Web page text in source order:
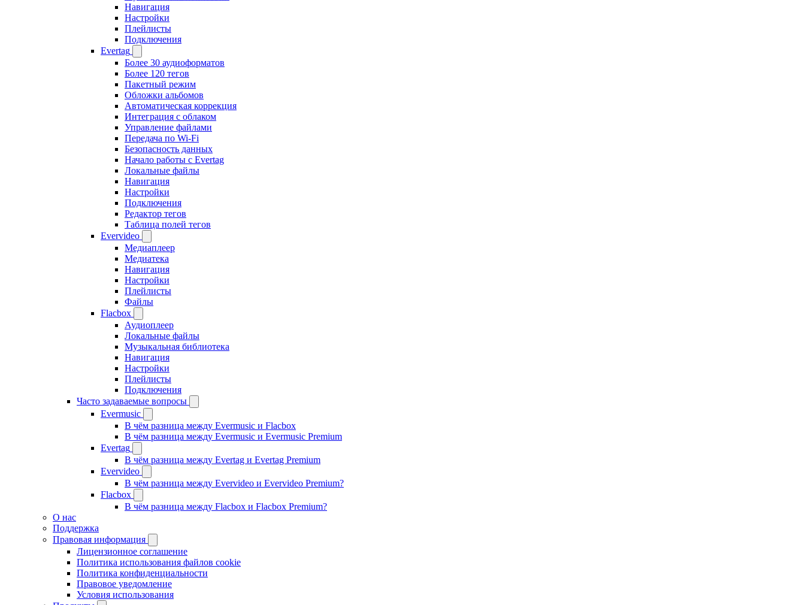
Навигация
Настройки
Плейлисты
Подключения
Evertag
Более 30 аудиоформатов
Более 120 тегов
Пакетный режим
Обложки альбомов
Автоматическая коррекция
Интеграция с облаком
Управление файлами
Передача по Wi-Fi
Безопасность данных
Начало работы с Evertag
Локальные файлы
Навигация
Настройки
Подключения
Редактор тегов
Таблица полей тегов
Evervideo
Медиаплеер
Медиатека
Навигация
Настройки
Плейлисты
Файлы
Flacbox
Аудиоплеер
Локальные файлы
Музыкальная библиотека
Навигация
Настройки
Плейлисты
Подключения
Часто задаваемые вопросы
Evermusic
В чём разница между Evermusic и Flacbox
В чём разница между Evermusic и Evermusic Premium
Evertag
В чём разница между Evertag и Evertag Premium
Evervideo
В чём разница между Evervideo и Evervideo Premium?
Flacbox
В чём разница между Flacbox и Flacbox Premium?
О нас
Поддержка
Правовая информация
Лицензионное соглашение
Политика использования файлов cookie
Политика конфиденциальности
Правовое уведомление
Условия использования